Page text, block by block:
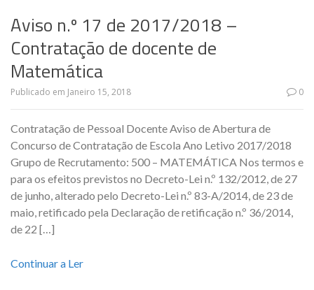
Aviso n.º 17 de 2017/2018 –
Contratação de docente de
Matemática
Publicado em Janeiro 15, 2018 0
Contratação de Pessoal Docente Aviso de Abertura de
Concurso de Contratação de Escola Ano Letivo 2017/2018
Grupo de Recrutamento: 500 – MATEMÁTICA Nos termos e
para os efeitos previstos no Decreto-Lei n.º 132/2012, de 27
de junho, alterado pelo Decreto-Lei n.º 83-A/2014, de 23 de
maio, retificado pela Declaração de retificação n.º 36/2014,
de 22 […]
Continuar a Ler